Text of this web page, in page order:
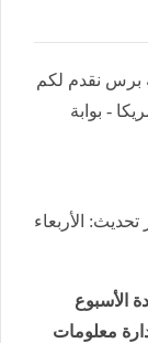
برس نقدم لكم
- بوابة
يوليه 2026 - 10:54 م | آخر تحديث: الأربعاء
الأسبوع
معلومات